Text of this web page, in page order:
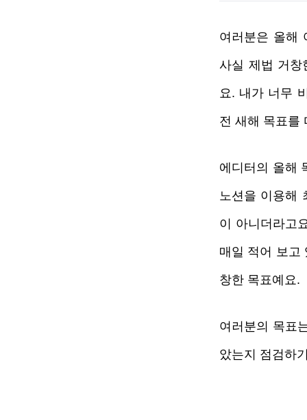
여러분은 올해
사실 제법 거창
요. 내가 너무
전 새해 목표를
에디터의 올해
노션을 이용해
이 아니더라고
매일 적어 보고
창한 목표예요.
여러분의 목표
았는지 점검하